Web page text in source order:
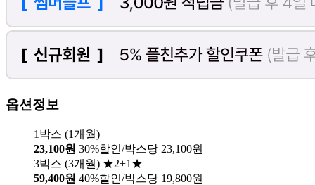
옵션정보
1박스 (1개월)
23,100원 30%할인/박스당 23,100원
3박스 (3개월) ★2+1★
59,400원 40%할인/박스당 19,800원